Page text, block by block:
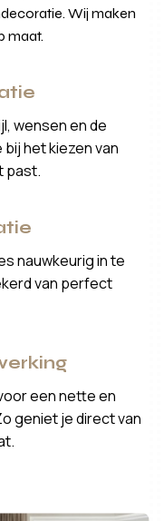
Wij maken
maat.
wensen en de
het kiezen van
past.
nauwkeurig in te
van perfect
een nette en
geniet je direct van